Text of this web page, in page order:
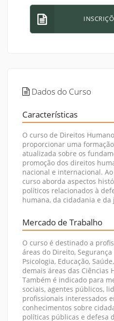
Dados do Curso
Características
O curso de Direitos
proporcionar uma
atualizada sobre os
promoção dos direitos
nacional e internacional.
curso aborda aspectos
políticos relacionados à
humana, da cidadania e da
Mercado de Trabalho
O curso é destinado a
áreas do Direito, Segurança
Psicologia, Educação,
demais áreas das Ciências
Também é indicado para
sociais, agentes públicos,
profissionais interessados
conhecimentos sobre
políticas públicas e defesa